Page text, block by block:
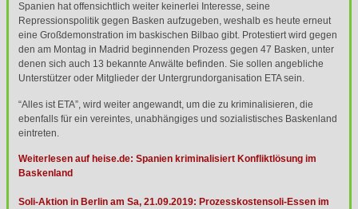
Spanien hat offensichtlich weiter keinerlei Interesse, seine
Repressionspolitik gegen Basken aufzugeben, weshalb es heute erneut
eine Großdemonstration im baskischen Bilbao gibt. Protestiert wird gegen
den am Montag in Madrid beginnenden Prozess gegen 47 Basken, unter
denen sich auch 13 bekannte Anwälte befinden. Sie sollen angebliche
Unterstützer oder Mitglieder der Untergrundorganisation ETAsein.
“Alles ist ETA”, wird weiter angewandt, um die zu kriminalisieren, die
ebenfalls für ein vereintes, unabhängiges und sozialistisches Baskenland
eintreten.
Weiterlesen auf heise.de: Spanien kriminalisiert Konfliktlösung im
Baskenland
Soli-Aktion in Berlin am Sa, 21.09.2019: Prozesskostensoli-Essen im